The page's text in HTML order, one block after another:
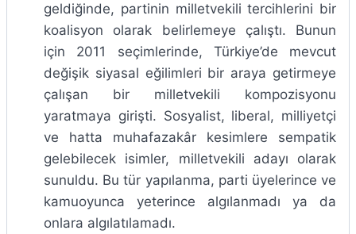
geldiğinde, partinin milletvekili tercihlerini bir
koalisyon olarak belirlemeye çalıştı. Bunun
için 2011 seçimlerinde, Türkiye’de mevcut
değişik siyasal eğilimleri bir araya getirmeye
çalışan bir milletvekili kompozisyonu
yaratmaya girişti. Sosyalist, liberal, milliyetçi
ve hatta muhafazakâr kesimlere sempatik
gelebilecek isimler, milletvekili adayı olarak
sunuldu. Bu tür yapılanma, parti üyelerince ve
kamuoyunca yeterince algılanmadı ya da
onlara algılatılamadı.